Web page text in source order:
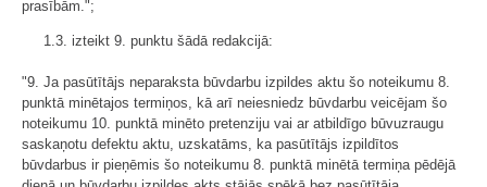
prasībām.";
1.3. izteikt 9. punktu šādā redakcijā:
"9. Ja pasūtītājs neparaksta būvdarbu izpildes aktu šo noteikumu 8.
punktā minētajos termiņos, kā arī neiesniedz būvdarbu veicējam šo
noteikumu 10. punktā minēto pretenziju vai ar atbildīgo būvuzraugu
saskaņotu defektu aktu, uzskatāms, ka pasūtītājs izpildītos
būvdarbus ir pieņēmis šo noteikumu 8. punktā minētā termiņa pēdējā